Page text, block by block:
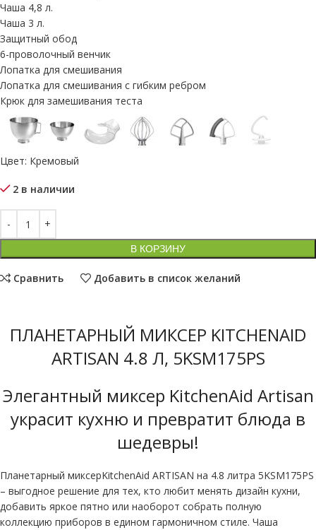
Чаша 4,8 л.
Чаша 3 л.
Защитный обод
6-проволочный венчик
Лопатка для смешивания
Лопатка для смешивания с гибким ребром
Крюк для замешивания теста
Цвет: Кремовый
2 в наличии
В КОРЗИНУ
Сравнить Добавить в список желаний
ПЛАНЕТАРНЫЙ МИКСЕР KITCHENAID
ARTISAN 4.8 Л, 5KSM175PS
Элегантный миксер KitchenAid Artisan
украсит кухню и превратит блюда в
шедевры!
Планетарный миксерKitchenAid ARTISAN на 4.8 литра 5KSM175PS
– выгодное решение для тех, кто любит менять дизайн кухни,
добавить яркое пятно или наоборот собрать полную
коллекцию приборов в едином гармоничном стиле. Чаша